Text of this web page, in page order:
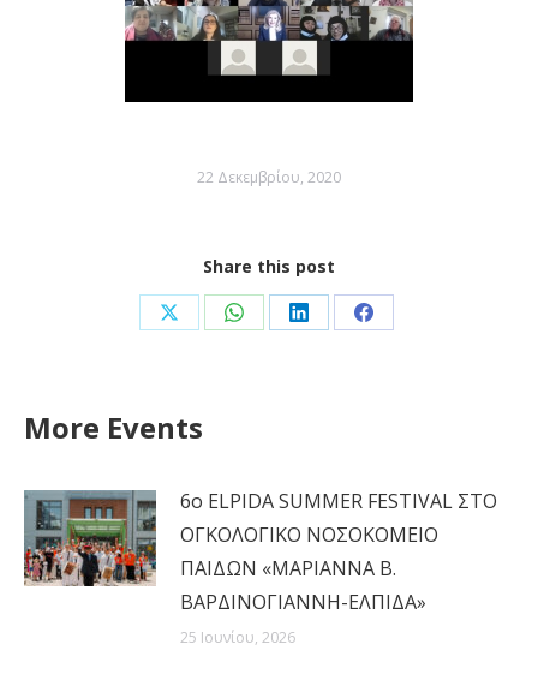
22 Δεκεμβρίου, 2020
Share this post
Share Share Share Share
More Events
6ο ELPIDA SUMMER FESTIVAL ΣΤΟ
ΟΓΚΟΛΟΓΙΚΟ ΝΟΣΟΚΟΜΕΙΟ
ΠΑΙΔΩΝ «ΜΑΡΙΑΝΝΑ Β.
ΒΑΡΔΙΝΟΓΙΑΝΝΗ-ΕΛΠΙΔΑ»
25 Ιουνίου, 2026